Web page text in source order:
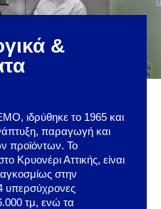
&
ιδρύθηκε το 1965 και
παραγωγή και
προϊόντων. Το
Κρυονέρι Αττικής, είναι
στην
υπερσύχρονες
τμ, ενώ τα